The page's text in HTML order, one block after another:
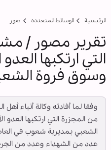
الرئيسية الوسائط المتعدده صور
تقرير مصور /
التي ارتكبها
وسوق فروة
وفقا لما أفادته وكالة أنباء أهل
من المجزرة التي ارتكبها
الشعبي بمديرية شعوب في
عدد من الشهداء وعدد من الجرحى - 20